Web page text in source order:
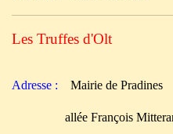
Les Truffes d'Olt
Adresse : Mairie de Pradines
allée François